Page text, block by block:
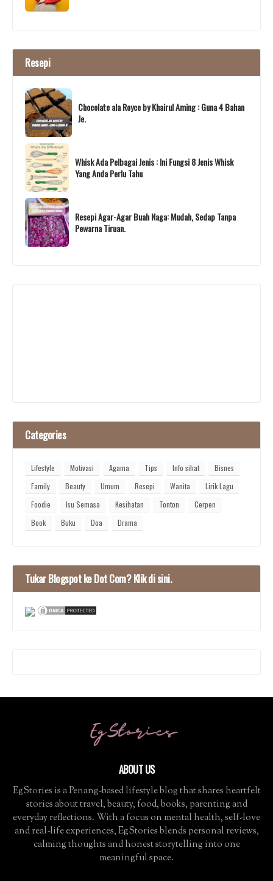
Resepi
Chocolate ala Royce by Khairul Aming : Guna 4 Bahan
Je.
Whisk Ada Pelbagai Jenis : Ini Fungsi 8 Jenis Whisk
Yang Anda Perlu Tahu
Resepi Agar-Agar Buah Naga: Mudah, Sedap Tanpa
Pewarna Tiruan.
Categories
Lifestyle Motivasi Agama Tips Info sihat
Bisnes
Family
Beauty Umum Resepi Wanita
Lirik Lagu
Foodie
Isu Semasa Kesihatan Tonton
Cerpen
Book
Buku Doa Drama
Tukar Blogspot ke Dot Com? Klik di sini.
ABOUT US
EgStories is a Penang-based lifestyle blog that shares heartfelt
stories about travel, beauty, food, books, parenting and
everyday reflections. With a focus on mental health, self-love
and real-life experiences, EgStories blends personal reviews,
calming thoughts and honest storytelling into one
meaningful space.